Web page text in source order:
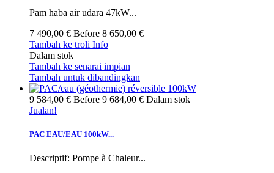
Pam haba air udara 47kW...
7 490,00 € Before 8 650,00 €
Tambah ke troli Info
Dalam stok
Tambah ke senarai impian
Tambah untuk dibandingkan
9 584,00 € Before 9 684,00 € Dalam stok
Jualan!
PAC EAU/EAU 100kW...
Descriptif: Pompe à Chaleur...